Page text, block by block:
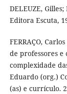
DELEUZE, Gilles;
Editora Escuta,
FERRAÇO,
de professores e
complexidade
Eduardo (org.)
(as) e currículo.